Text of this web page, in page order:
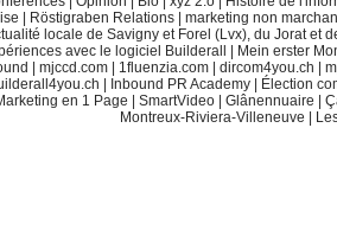
Röstigraben Relations marketing non
locale de Savigny et Forel (Lvx), du Jorat et
avec le logiciel Builderall
Mein erster
mjccd.com 1fluenzia.com dircom4you.ch
Inbound PR Academy Élection
en 1 Page
SmartVideo Glânennuaire
Montreux-Riviera-Villeneuve